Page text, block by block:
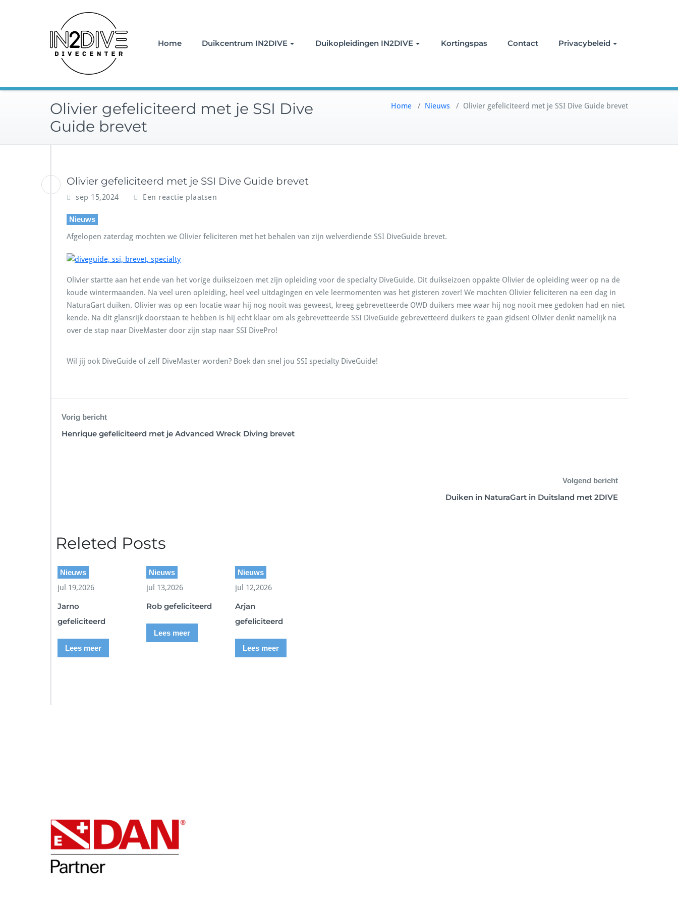
Home Duikcentrum IN2DIVE Duikopleidingen IN2DIVE Kortingspas Contact Privacybeleid
Olivier gefeliciteerd met je SSI Dive
Guide brevet
Home / Nieuws / Olivier gefeliciteerd met je SSI Dive Guide brevet
Olivier gefeliciteerd met je SSI Dive Guide brevet
sep 15,2024 Een reactie plaatsen
Nieuws
Afgelopen zaterdag mochten we Olivier feliciteren met het behalen van zijn welverdiende SSI DiveGuide brevet.
Olivier startte aan het ende van het vorige duikseizoen met zijn opleiding voor de specialty DiveGuide. Dit duikseizoen oppakte Olivier de opleiding weer op na de
koude wintermaanden. Na veel uren opleiding, heel veel uitdagingen en vele leermomenten was het gisteren zover! We mochten Olivier feliciteren na een dag in
NaturaGart duiken. Olivier was op een locatie waar hij nog nooit was geweest, kreeg gebrevetteerde OWD duikers mee waar hij nog nooit mee gedoken had en niet
kende. Na dit glansrijk doorstaan te hebben is hij echt klaar om als gebrevetteerde SSI DiveGuide gebrevetteerd duikers te gaan gidsen! Olivier denkt namelijk na
over de stap naar DiveMaster door zijn stap naar SSI DivePro!
Wil jij ook DiveGuide of zelf DiveMaster worden? Boek dan snel jou SSI specialty DiveGuide!
Vorig bericht
Henrique gefeliciteerd met je Advanced Wreck Diving brevet
Volgend bericht
Duiken in NaturaGart in Duitsland met 2DIVE
Releted Posts
Nieuws
jul 19,2026
Jarno
gefeliciteerd
Lees meer
Nieuws
jul 13,2026
Rob gefeliciteerd
Lees meer
Nieuws
jul 12,2026
Arjan
gefeliciteerd
Lees meer